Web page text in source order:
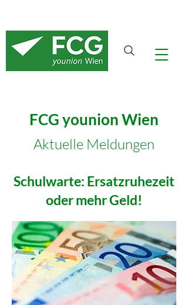
FCG younion Wien
Aktuelle Meldungen
Schulwarte: Ersatzruhezeit
oder mehr Geld!